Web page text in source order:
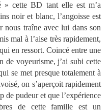
cette BD tant elle est m’a
noir et blanc, l’angoisse est
nous traîne avec lui dans son
mal à l’aise très rapidement,
en ressort. Coincé entre une
de voyeurisme, j’ai subi cette
se met presque totalement à
on s’aperçoit rapidement
de pudeur et que l’expérience
de cette famille est un